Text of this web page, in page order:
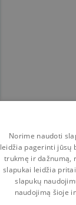
Norime naudoti
leidžia pagerinti jūsų
trukmę ir dažnumą,
slapukai leidžia
slapukų
naudojimą šioje